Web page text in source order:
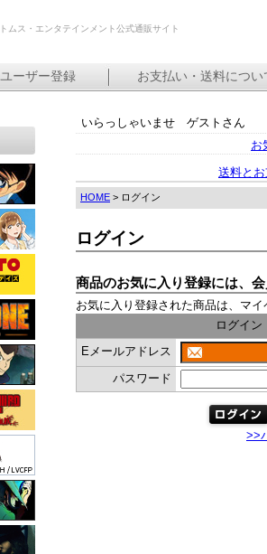
トムス・エンタテインメント公式通販サイト
ユーザー登録 お支払い・送料につい
いらっしゃいませ ゲストさん
お
送料と
HOME > ログイン
ログイン
商品のお気に入り登録には、
お気に入り登録された商品は、マイ
ログイン
Eメールアドレス
パスワード
>>